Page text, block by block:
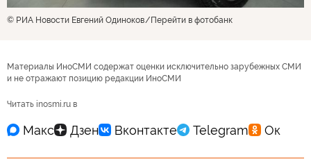
© РИА Новости Евгений Одиноков Перейти в фотобанк
Материалы ИноСМИ содержат оценки исключительно зарубежных СМИ
и не отражают позицию редакции ИноСМИ
Читать inosmi.ru в